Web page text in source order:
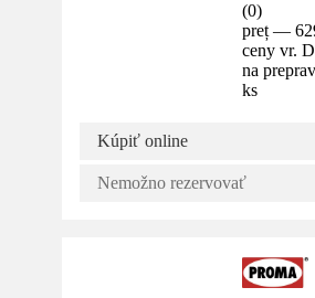
(0)
preț —
ceny vr.
na
ks
Kúpiť online
Nemožno rezervovať